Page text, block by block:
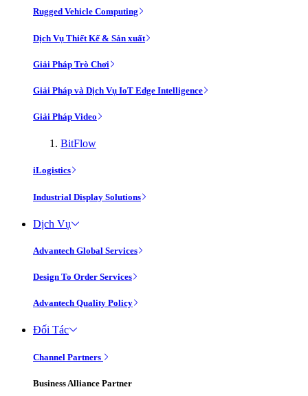
Rugged Vehicle Computing
Dịch Vụ Thiết Kế & Sản xuất
Giải Pháp Trò Chơi
Giải Pháp và Dịch Vụ IoT Edge Intelligence
Giải Pháp Video
BitFlow
iLogistics
Industrial Display Solutions
Dịch Vụ
Advantech Global Services
Design To Order Services
Advantech Quality Policy
Đối Tác
Channel Partners
Business Alliance Partner